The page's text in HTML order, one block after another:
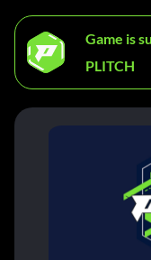
Game is
PLITCH